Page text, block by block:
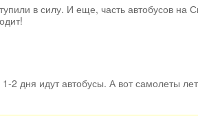
в силу. И еще, часть автобусов на
2 дня идут автобусы. А вот самолеты